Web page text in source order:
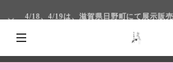
4/18、4/19は、滋賀県日野町にて展示販